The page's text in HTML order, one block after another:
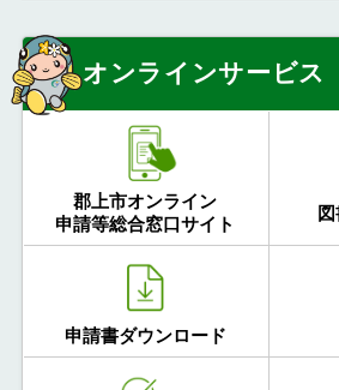
オンラインサービス
郡上市オンライン
申請等総合窓口サイト
申請書ダウンロード